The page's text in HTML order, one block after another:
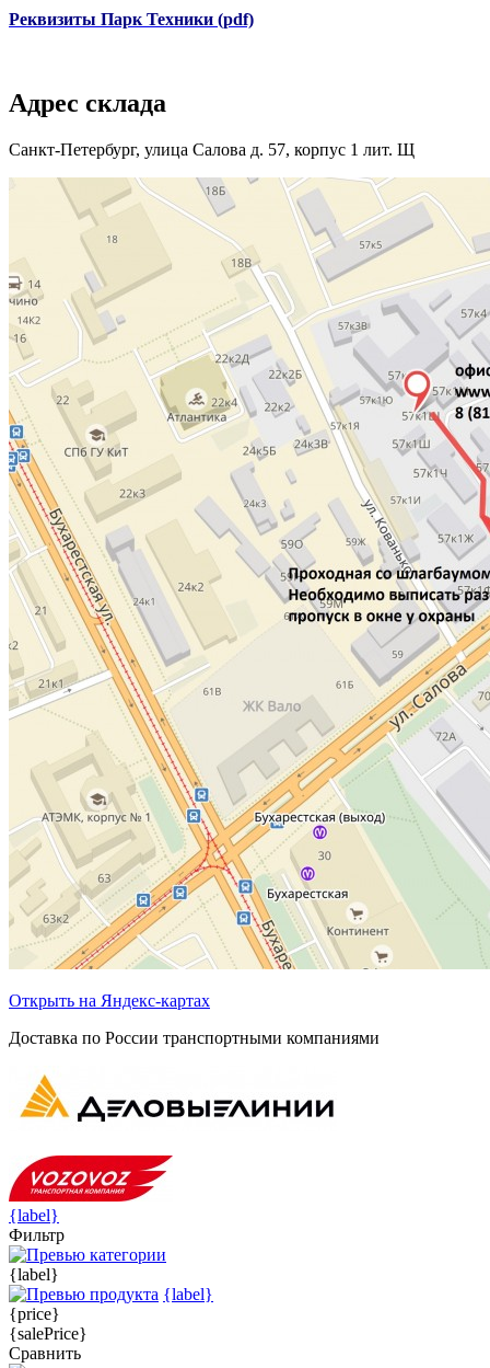
Реквизиты Парк Техники (pdf)
Адрес склада
Санкт-Петербург, улица Салова д. 57, корпус 1 лит. Щ
Открыть на Яндекс-картах
Доставка по России транспортными компаниями
{label}
Фильтр
{label}
{label}
{price}
{salePrice}
Сравнить